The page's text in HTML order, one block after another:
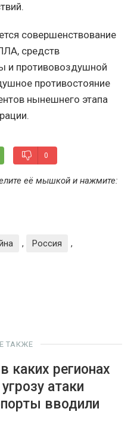
совершенствование
средств
и противовоздушной
противостояние
нынешнего этапа
0
её мышкой и нажмите:
, Россия
,
ТАКЖЕ
каких регионах
атаки
вводили